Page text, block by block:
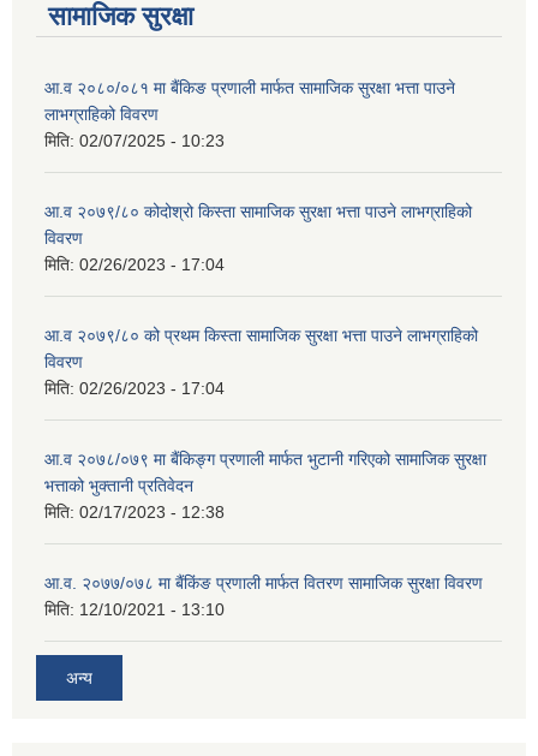
सामाजिक सुरक्षा
आ.व २०८०/०८१ मा बैंकिङ प्रणाली मार्फत सामाजिक सुरक्षा भत्ता पाउने
लाभग्राहिको विवरण
मिति: 02/07/2025 - 10:23
आ.व २०७९/८० कोदोश्रो किस्ता सामाजिक सुरक्षा भत्ता पाउने लाभग्राहिको
विवरण
मिति: 02/26/2023 - 17:04
आ.व २०७९/८० को प्रथम किस्ता सामाजिक सुरक्षा भत्ता पाउने लाभग्राहिको
विवरण
मिति: 02/26/2023 - 17:04
आ.व २०७८/०७९ मा बैंकिङ्ग प्रणाली मार्फत भुटानी गरिएको सामाजिक सुरक्षा
भत्ताको भुक्तानी प्रतिवेदन
मिति: 02/17/2023 - 12:38
आ.व. २०७७/०७८ मा बैंकिंङ प्रणाली मार्फत वितरण सामाजिक सुरक्षा विवरण
मिति: 12/10/2021 - 13:10
अन्य